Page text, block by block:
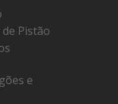
Pistão
e